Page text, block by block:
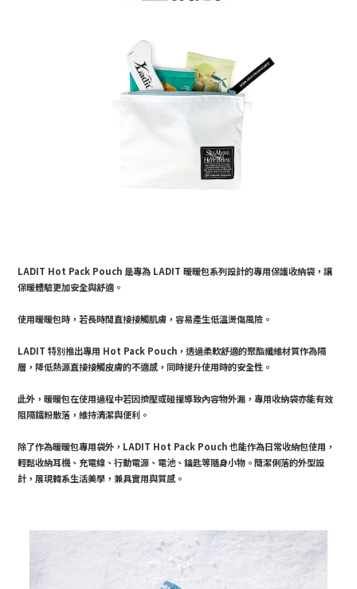
LADIT Hot Pack Pouch 是專為 LADIT 暖暖包系列設計的專用保護收納袋，讓
保暖體驗更加安全與舒適。
使用暖暖包時，若長時間直接接觸肌膚，容易產生低溫燙傷風險。
LADIT 特別推出專用 Hot Pack Pouch，透過柔軟舒適的聚酯纖維材質作為隔
層，降低熱源直接接觸皮膚的不適感，同時提升使用時的安全性。
此外，暖暖包在使用過程中若因擠壓或碰撞導致內容物外漏，專用收納袋亦能有效
阻隔鐵粉散落，維持清潔與便利。
除了作為暖暖包專用袋外，LADIT Hot Pack Pouch 也能作為日常收納包使用，
輕鬆收納耳機、充電線、行動電源、電池、鑰匙等隨身小物。簡潔俐落的外型設
計，展現韓系生活美學，兼具實用與質感。